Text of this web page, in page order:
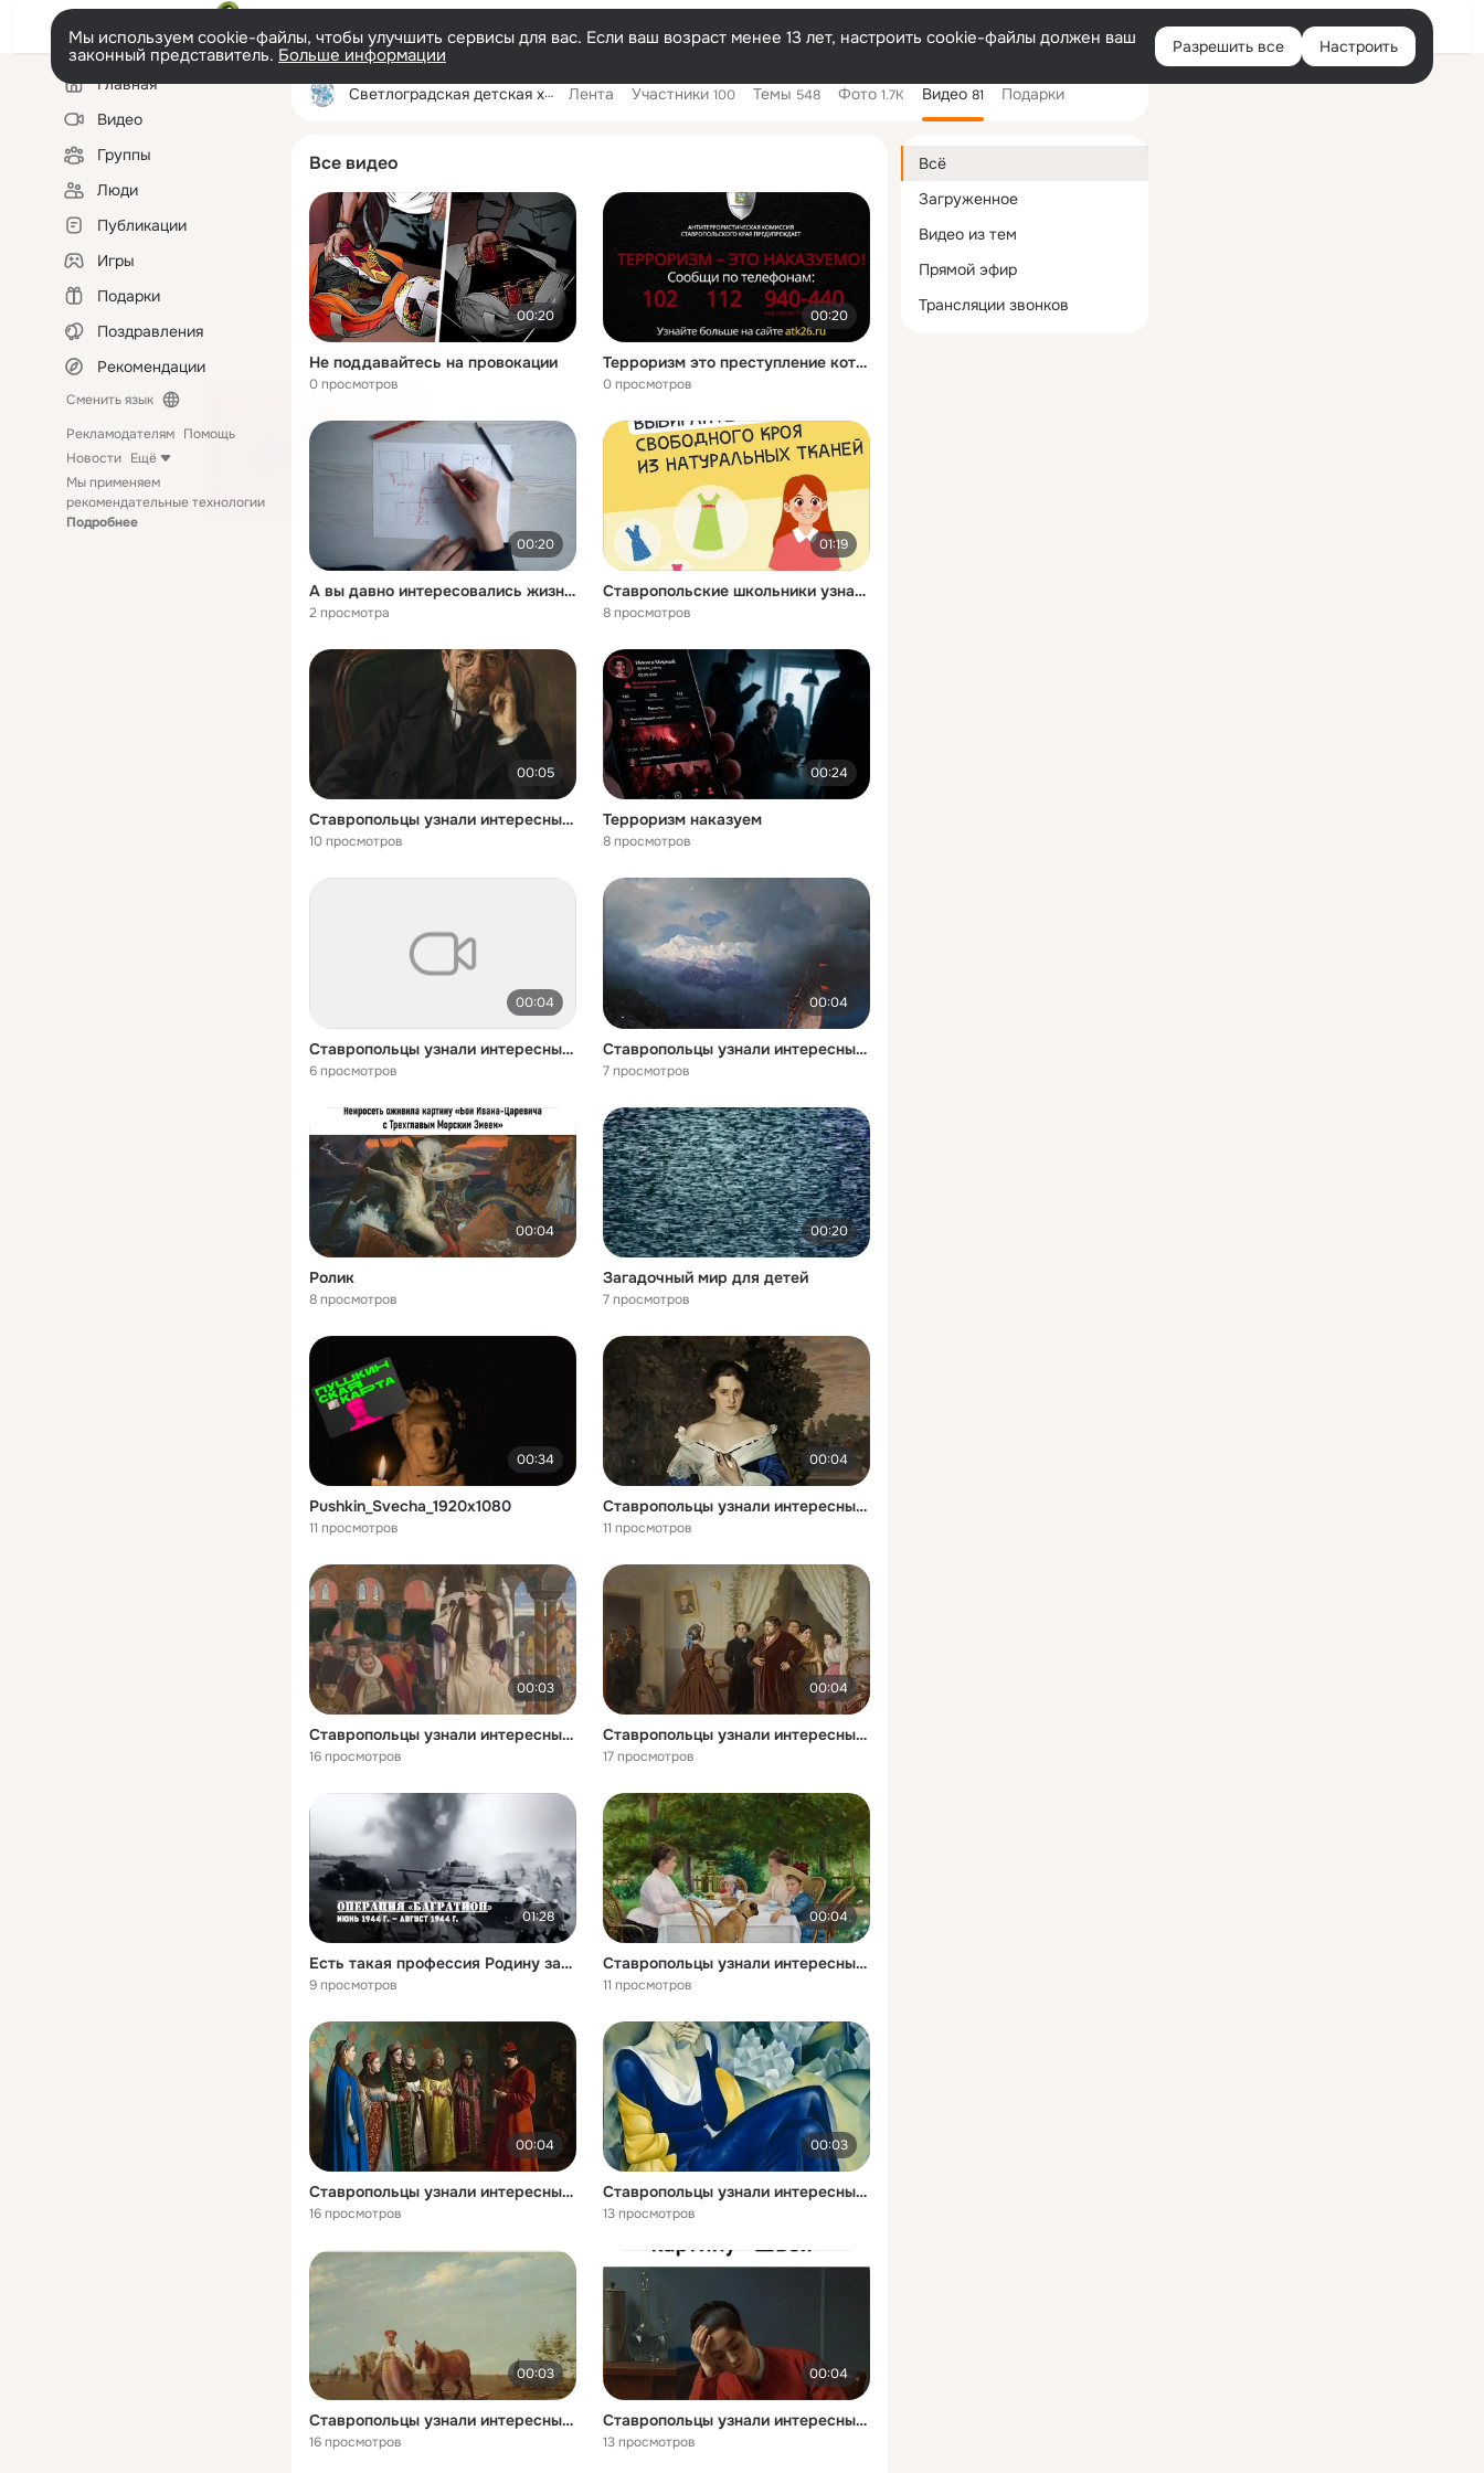
Войти
Мы используем cookie-файлы, чтобы улучшить сервисы для вас. Если ваш возраст менее 13 лет, настроить cookie-файлы должен ваш
законный представитель. Больше информации Разрешить все Настроить
Левая
колонкаГлавная
Видео
Группы
Люди
Публикации
Игры
Подарки
Поздравления
Рекомендации
Сменить язык
Рекламодателям Помощь
Новости Ещё
Мы применяем
рекомендательные технологии
Подробнее
Светлоградская детская художественная школа Лента Участники 100 Темы 548 Фото 1.7K Видео 81 Подарки
Все видео
00:20
Не поддавайтесь на провокации
0 просмотров
00:20
Терроризм это преступление которое влечет наказание
0 просмотров
00:20
А вы давно интересовались жизнью своего ребенка
2 просмотра
01:19
Ставропольские школьники узнали о правилах поведения в жаркий день
8 просмотров
00:05
Ставропольцы узнали интересные факты о картине Портрет писателя Антона Павловича Чехова
10 просмотров
00:24
Терроризм наказуем
8 просмотров
00:04
Ставропольцы узнали интересные факты о картине Девочка и фарфор
6 просмотров
00:04
Ставропольцы узнали интересные факты о картине Бурное море
7 просмотров
00:04
Ролик
8 просмотров
00:20
Загадочный мир для детей
7 просмотров
00:34
Pushkin_Svecha_1920x1080
11 просмотров
00:04
Ставропольцы узнали интересные факты о картине Дама в голубом
11 просмотров
00:03
Ставропольцы узнали интересные факты о картине Царевна Несмеяна
16 просмотров
00:04
Ставропольцы узнали интересные факты о картине Приезд гувернантки в купеческий дом
17 просмотров
01:28
Есть такая профессия Родину защищать
9 просмотров
00:04
Ставропольцы узнали интересные факты о картине Утром на даче
11 просмотров
00:04
Ставропольцы узнали интересные факты о картине Выбор невесты царем Алексеем Михайловичем
16 просмотров
00:03
Ставропольцы узнали интересные факты о портрете Анны Ахматовой
13 просмотров
00:03
Ставропольцы узнали интересные факты о картине На пашне Весна
16 просмотров
00:04
Ставропольцы узнали интересные факты о картине Швея
13 просмотров
Дополнительная
колонка
Всё
Загруженное
Видео из тем
Прямой эфир
Трансляции звонков